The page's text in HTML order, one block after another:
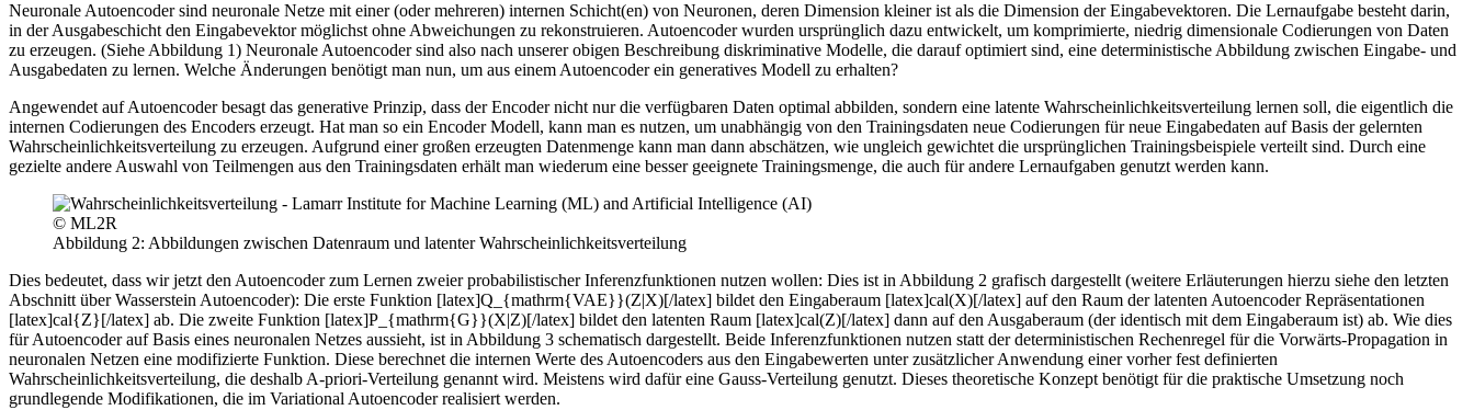
Neuronale Autoencoder sind neuronale Netze mit einer (oder mehreren) internen Schicht(en) von Neuronen, deren Dimension kleiner ist als die Dimension der Eingabevektoren. Die Lernaufgabe besteht darin,
in der Ausgabeschicht den Eingabevektor möglichst ohne Abweichungen zu rekonstruieren. Autoencoder wurden ursprünglich dazu entwickelt, um komprimierte, niedrig dimensionale Codierungen von Daten
zu erzeugen. (Siehe Abbildung 1) Neuronale Autoencoder sind also nach unserer obigen Beschreibung diskriminative Modelle, die darauf optimiert sind, eine deterministische Abbildung zwischen Eingabe- und
Ausgabedaten zu lernen. Welche Änderungen benötigt man nun, um aus einem Autoencoder ein generatives Modell zu erhalten?
Angewendet auf Autoencoder besagt das generative Prinzip, dass der Encoder nicht nur die verfügbaren Daten optimal abbilden, sondern eine latente Wahrscheinlichkeitsverteilung lernen soll, die eigentlich die
internen Codierungen des Encoders erzeugt. Hat man so ein Encoder Modell, kann man es nutzen, um unabhängig von den Trainingsdaten neue Codierungen für neue Eingabedaten auf Basis der gelernten
Wahrscheinlichkeitsverteilung zu erzeugen. Aufgrund einer großen erzeugten Datenmenge kann man dann abschätzen, wie ungleich gewichtet die ursprünglichen Trainingsbeispiele verteilt sind. Durch eine
gezielte andere Auswahl von Teilmengen aus den Trainingsdaten erhält man wiederum eine besser geeignete Trainingsmenge, die auch für andere Lernaufgaben genutzt werden kann.
© ML2R
Abbildung 2: Abbildungen zwischen Datenraum und latenter Wahrscheinlichkeitsverteilung
Dies bedeutet, dass wir jetzt den Autoencoder zum Lernen zweier probabilistischer Inferenzfunktionen nutzen wollen: Dies ist in Abbildung 2 grafisch dargestellt (weitere Erläuterungen hierzu siehe den letzten
Abschnitt über Wasserstein Autoencoder): Die erste Funktion [latex]Q_{mathrm{VAE}}(Z|X)[/latex] bildet den Eingaberaum [latex]cal(X)[/latex] auf den Raum der latenten Autoencoder Repräsentationen
[latex]cal{Z}[/latex] ab. Die zweite Funktion [latex]P_{mathrm{G}}(X|Z)[/latex] bildet den latenten Raum [latex]cal(Z)[/latex] dann auf den Ausgaberaum (der identisch mit dem Eingaberaum ist) ab. Wie dies
für Autoencoder auf Basis eines neuronalen Netzes aussieht, ist in Abbildung 3 schematisch dargestellt. Beide Inferenzfunktionen nutzen statt der deterministischen Rechenregel für die Vorwärts-Propagation in
neuronalen Netzen eine modifizierte Funktion. Diese berechnet die internen Werte des Autoencoders aus den Eingabewerten unter zusätzlicher Anwendung einer vorher fest definierten
Wahrscheinlichkeitsverteilung, die deshalb A-priori-Verteilung genannt wird. Meistens wird dafür eine Gauss-Verteilung genutzt. Dieses theoretische Konzept benötigt für die praktische Umsetzung noch
grundlegende Modifikationen, die im Variational Autoencoder realisiert werden.